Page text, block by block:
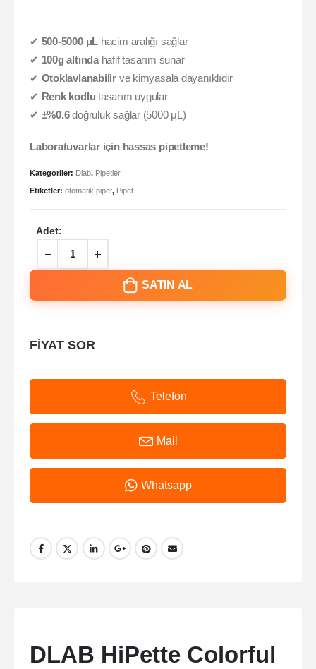
✔ 500-5000 μL hacim aralığı sağlar
✔ 100g altındahafif tasarım sunar
✔ Otoklavlanabilir ve kimyasala dayanıklıdır
✔ Renk kodlu tasarım uygular
✔ ±%0.6doğruluk sağlar (5000 μL)
Laboratuvarlar için hassas pipetleme!
Kategoriler: Dlab, Pipetler
Etiketler: otomatik pipet, Pipet
Adet:
SATIN AL
FİYAT SOR
Telefon
Mail
Whatsapp
DLAB HiPette Colorful